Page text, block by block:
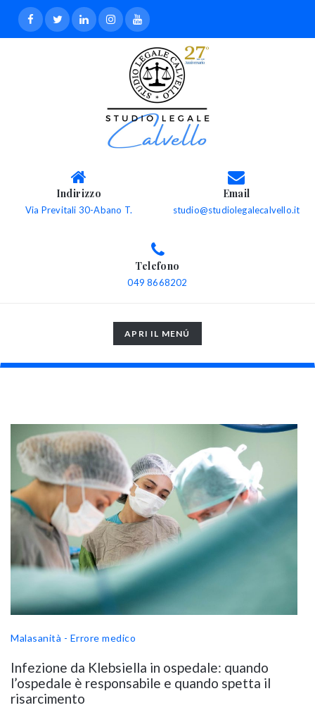
Indirizzo
Via Previtali 30-Abano T.
Email
studio@studiolegalecalvello.it
Telefono
049 8668202
TOGGLE
NAVIGATION
APRI IL MENÚ
Malasanità - Errore medico
Infezione da Klebsiella in ospedale: quando
l’ospedale è responsabile e quando spetta il
risarcimento